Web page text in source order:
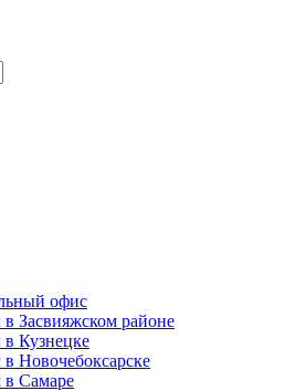
офис
Засвияжском районе
Кузнецке
Новочебоксарске
Самаре